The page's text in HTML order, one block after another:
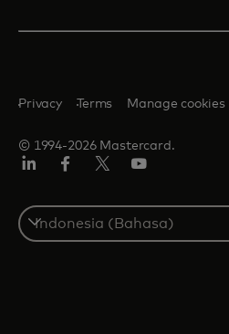
© 1994-2026 Mastercard.
Privacy Terms Manage cookies
Select
a
country